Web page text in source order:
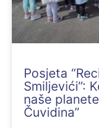
Posjeta
Smiljevići”:
naše
Čuvidina”